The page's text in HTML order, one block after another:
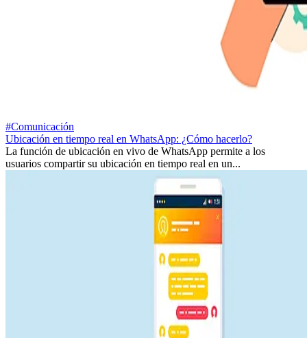
#Comunicación
Ubicación en tiempo real en WhatsApp: ¿Cómo hacerlo?
La función de ubicación en vivo de WhatsApp permite a los
usuarios compartir su ubicación en tiempo real en un...